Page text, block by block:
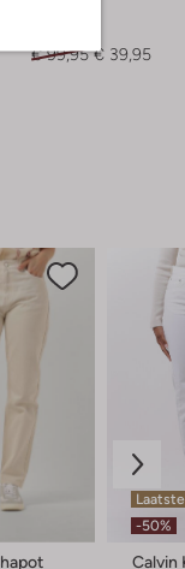
€ 99,95 € 39,95
-50%
Calvin